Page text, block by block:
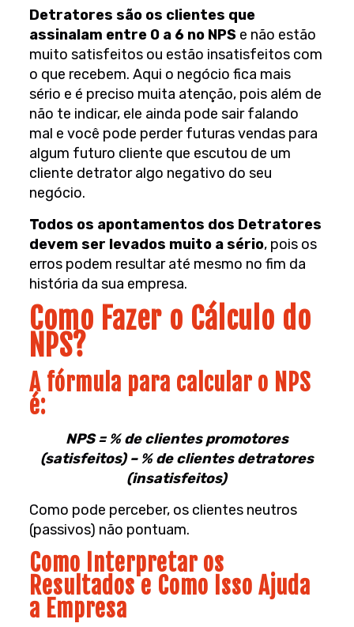
Detratores são os clientes que
assinalam entre 0 a 6 no NPSe não estão
muito satisfeitos ou estão insatisfeitos com
o que recebem. Aqui o negócio fica mais
sério e é preciso muita atenção, pois além de
não te indicar, ele ainda pode sair falando
mal e você pode perder futuras vendas para
algum futuro cliente que escutou de um
cliente detrator algo negativo do seu
negócio.
Todos os apontamentos dos Detratores
devem ser levados muito a sério, pois os
erros podem resultar até mesmo no fim da
história da sua empresa.
Como Fazer o Cálculo do
NPS?
A fórmula para calcular o NPS
é:
NPS = % de clientes promotores
(satisfeitos) – % de clientes detratores
(insatisfeitos)
Como pode perceber, os clientes neutros
(passivos) não pontuam.
Como Interpretar os
Resultados e Como Isso Ajuda
a Empresa